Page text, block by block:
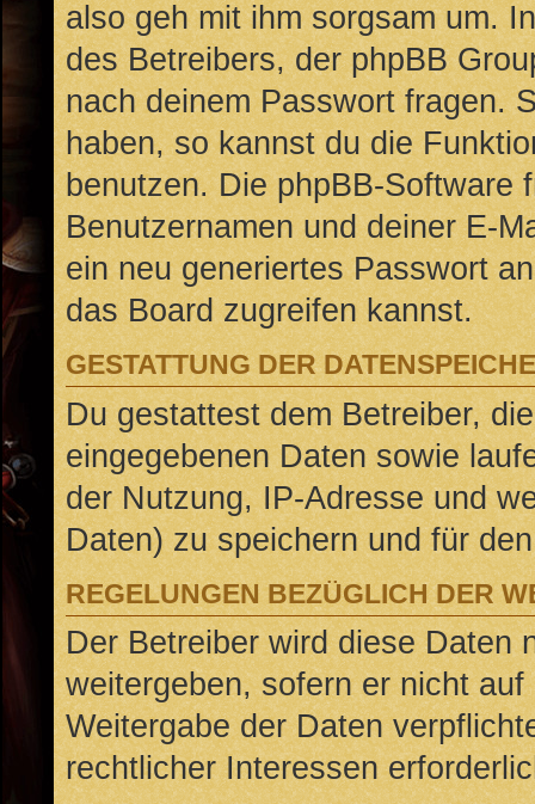
also geh mit ihm sorgsam um.
des Betreibers, der phpBB
nach deinem Passwort fragen.
haben, so kannst du die
benutzen. Die phpBB-Software
Benutzernamen und deiner E-
ein neu generiertes Passwort
das Board zugreifen kannst.
GESTATTUNG DER
Du gestattest dem Betreiber,
eingegebenen Daten sowie
der Nutzung, IP-Adresse und
Daten) zu speichern und für
REGELUNGEN BEZÜGLICH DER
Der Betreiber wird diese Daten
weitergeben, sofern er nicht
Weitergabe der Daten
rechtlicher Interessen